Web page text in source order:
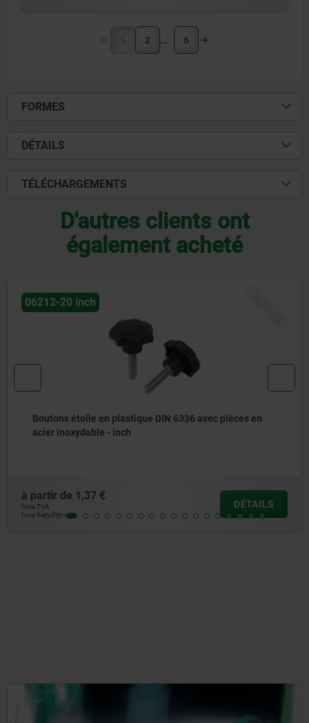
1 2 6
FORMES
DÉTAILS
TÉLÉCHARGEMENTS
D'autres clients ont
également acheté
inch
en plastique DIN 6336 avec pièces en
- inch
1,37 € à
hors TVA
hors frais